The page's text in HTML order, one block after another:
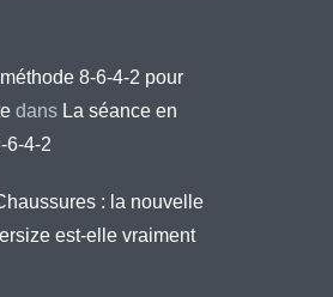
8-6-4-2 pour
dans La séance en
6-4-2
: la nouvelle
est-elle vraiment